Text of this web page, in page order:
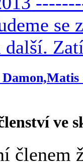
ve
členem